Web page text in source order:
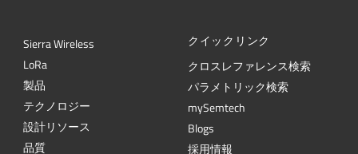
Sierra Wireless
LoRa
製品
テクノロジー
設計リソース
品質
クイックリンク
クロスレファレンス検索
パラメトリック検索
mySemtech
Blogs
採用情報